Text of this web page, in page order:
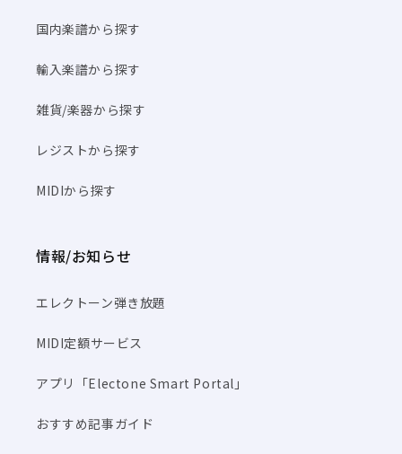
国内楽譜から探す
輸入楽譜から探す
雑貨/楽器から探す
レジストから探す
MIDIから探す
情報/お知らせ
エレクトーン弾き放題
MIDI定額サービス
アプリ「Electone Smart Portal」
おすすめ記事ガイド